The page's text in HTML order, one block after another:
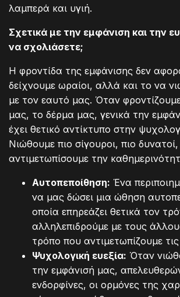
λαμπερά και υγιή.
Σχετικά με την εμφάνιση και την
να σχολιάσετε;
Η φροντίδα της εμφάνισης δεν
δείχνουμε ωραίοι, αλλά και το να
με τον εαυτό μας. Όταν
μας, το δέρμα μας, γενικά την
έχει θετικό αντίκτυπο στην
Νιώθουμε πιο σίγουροι, πιο δυνατοί,
αντιμετωπίσουμε την
Αυτοπεποίθηση: Ένα
να μας δώσει μια ώθηση
οποία επηρεάζει θετικά τον
αλληλεπιδρούμε με τους
τρόπο που αντιμετωπίζουμε
Ψυχολογική ευεξία: Όταν
την εμφάνισή μας,
ενδορφίνες, οι ορμόνες της